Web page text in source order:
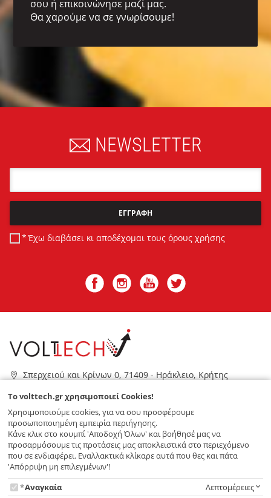
σου ή επικοινώνησε μαζί μας.
Θα χαρούμε να σε γνωρίσουμε!
NEWSLETTER
ΕΓΓΡΑΦΗ
Έχω διαβάσει κι αποδέχομαι τους όρους χρήσης
Σπερχειού και Κρίνων 0, 71409 - Ηράκλειο, Κρήτης
2810 328011
info@volttech.gr
VOLTTECH
ΥΠΗΡΕΣΙΕΣ
To volttech.gr χρησιμοποιεί Cookies!
Χρησιμοποιούμε cookies, για να σου προσφέρουμε
προσωποποιημένη εμπειρία περιήγησης.
Κάνε κλικ στο κουμπί 'Αποδοχή Όλων' και βοήθησέ μας να
προσαρμόσουμε τις προτάσεις μας αποκλειστικά στο περιεχόμενο
που σε ενδιαφέρει. Εναλλακτικά κλίκαρε αυτά που θες και πάτα
'Απόρριψη μη επιλεγμένων'!
To Αναγκαία Λεπτομέρειες